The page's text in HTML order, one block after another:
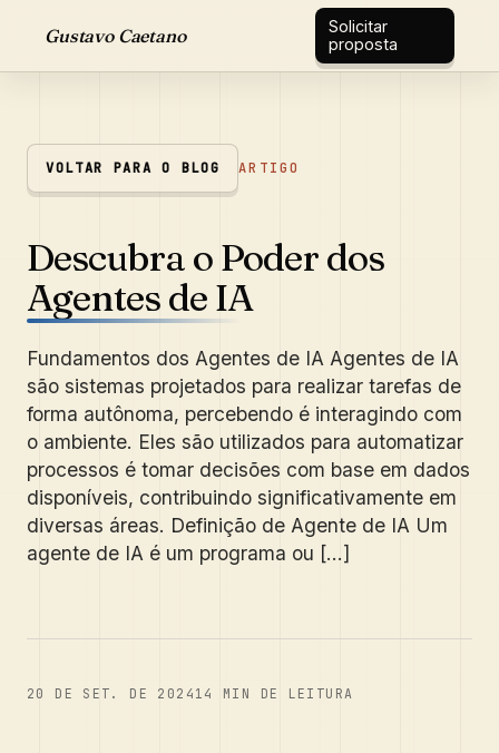
Gustavo Caetano
Solicitar
proposta
VOLTAR PARA O BLOG ARTIGO
Descubra o Poder dos
Agentes de IA
Fundamentos dos Agentes de IA Agentes de IA
são sistemas projetados para realizar tarefas de
forma autônoma, percebendo é interagindo com
o ambiente. Eles são utilizados para automatizar
processos é tomar decisões com base em dados
disponíveis, contribuindo significativamente em
diversas áreas. Definição de Agente de IA Um
agente de IA é um programa ou [...]
20 DE SET. DE 2024 14 MIN DE LEITURA